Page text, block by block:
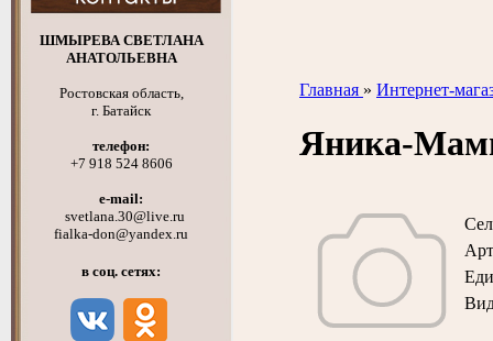
ШМЫРЕВА СВЕТЛАНА
АНАТОЛЬЕВНА
Ростовская область,
г. Батайск
телефон:
+7 918 524 8606
e-mail:
svetlana.30@live.ru
fialka-don@yandex.ru
в соц. сетях:
Главная » Интернет-
Яника-